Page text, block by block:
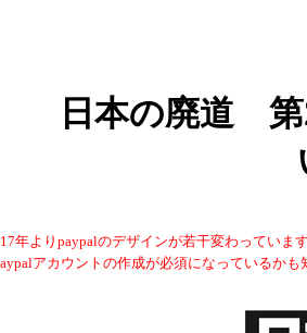
日本の廃道 第
年よりpaypalのデザインが若干変わっていま
アカウントの作成が必須になっているか